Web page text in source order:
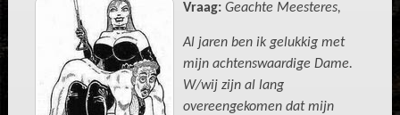
Vraag: Geachte Meesteres,
Al jaren ben ik gelukkig met
mijn achtenswaardige Dame.
W/wij zijn al lang
overeengekomen dat mijn